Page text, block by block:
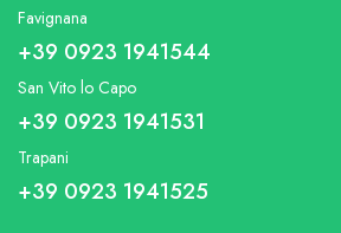
Favignana
+39 0923 1941544
San Vito lo Capo
+39 0923 1941531
Trapani
+39 0923 1941525